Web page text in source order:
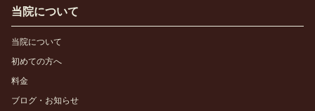
当院について
当院について
初めての方へ
料金
ブログ・お知らせ